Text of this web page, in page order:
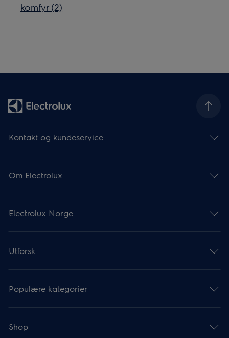
komfyr (2)
Kontakt og kundeservice
Om Electrolux
Electrolux Norge
Utforsk
Populære kategorier
Shop